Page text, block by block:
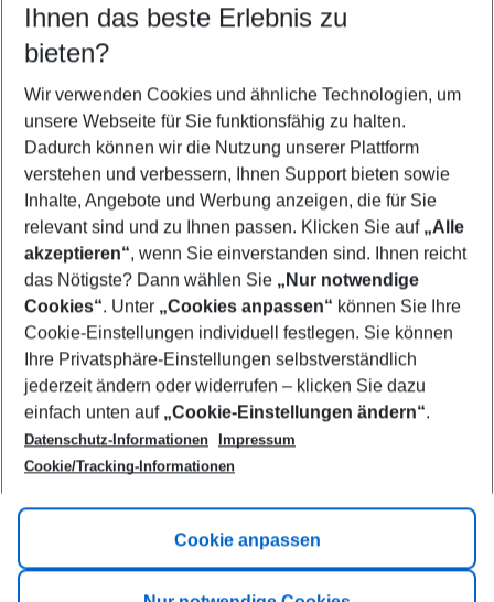
Find the perfect deal which suits your best
Your departure airport
Any airport
Select your date range
11/08/26–09/08/27 5-8 nights
Who will travel
2 adults No children
Show more filter
Footer
Footer navigation
Title A
Link A
Ihnen das beste Erlebnis zu
bieten?
Wir verwenden Cookies und ähnliche Technologien, um
unsere Webseite für Sie funktionsfähig zu halten.
Dadurch können wir die Nutzung unserer Plattform
verstehen und verbessern, Ihnen Support bieten sowie
Inhalte, Angebote und Werbung anzeigen, die für Sie
relevant sind und zu Ihnen passen. Klicken Sie auf „Alle
akzeptieren“, wenn Sie einverstanden sind. Ihnen reicht
das Nötigste? Dann wählen Sie „Nur notwendige
Cookies“. Unter „Cookies anpassen“ können Sie Ihre
Cookie-Einstellungen individuell festlegen. Sie können
Ihre Privatsphäre-Einstellungen selbstverständlich
jederzeit ändern oder widerrufen – klicken Sie dazu
einfach unten auf „Cookie-Einstellungen ändern“.
Datenschutz-Informationen
Impressum
Cookie/Tracking-Informationen
Cookie anpassen